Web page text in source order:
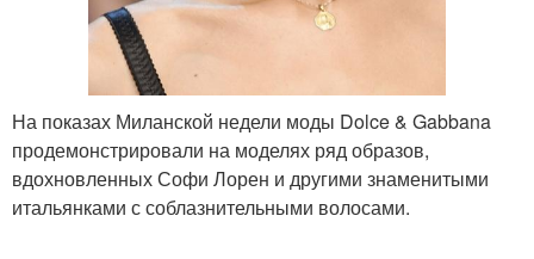
На показах Миланской недели моды Dolce & Gabbana
продемонстрировали на моделях ряд образов,
вдохновленных Софи Лорен и другими знаменитыми
итальянками с соблазнительными волосами.